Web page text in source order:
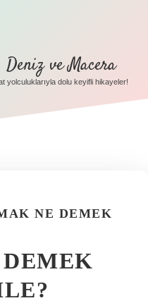
Deniz ve Macera
yolculuklarıyla dolu keyifli hikayeler!
NE DEMEK